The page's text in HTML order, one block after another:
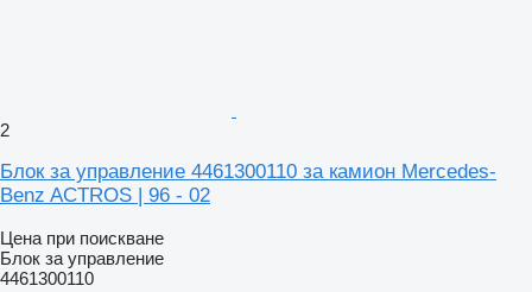
2
Блок за управление 4461300110 за камион Mercedes-
Benz ACTROS | 96 - 02
Цена при поискване
Блок за управление
4461300110